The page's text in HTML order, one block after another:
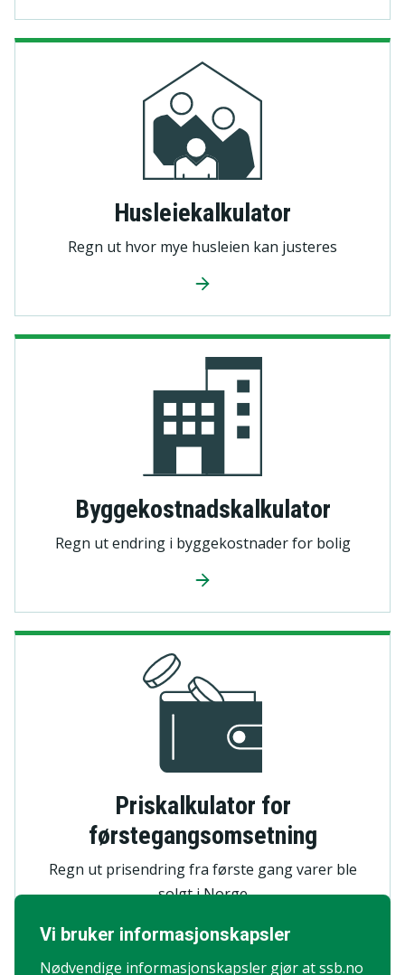
Vi bruker informasjons­kapsler
Nødvendige informasjons­kapsler gjør at ssb.no
Husleiekalkulator
Regn ut hvor mye husleien kan justeres
Byggekostnadskalkulator
Regn ut endring i byggekostnader for bolig
Priskalkulator for
førstegangsomsetning
Regn ut prisendring fra første gang varer ble
solgt i Norge